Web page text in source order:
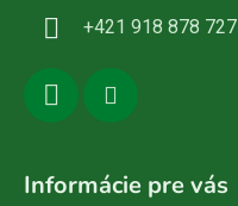
+421 918 878 727
Informácie pre vás